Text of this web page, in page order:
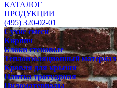
КАТАЛОГ
ПРОДУКЦИИ
(495) 320-02-01
Сухие смеси
Кирпич
Блоки стеновые
Теплоизоляционный материал
Кровля для крыши
Плитка тротуарная
Пиломатериалы